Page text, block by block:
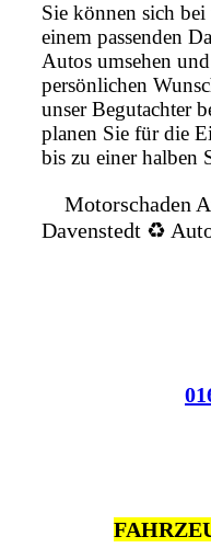
Sie können sich
einem passenden
Autos umsehen
persönlichen
unser Begutachter
planen Sie für die
bis zu einer halben
Motorschaden
Davenstedt ♻️